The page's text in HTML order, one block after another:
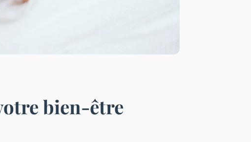
bien-être